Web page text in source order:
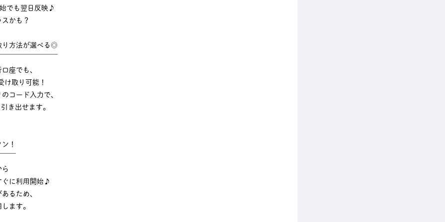
でも翌日反映♪
かも？
方法が選べる◎
座でも、
け取り可能！
コード入力で、
き出せます。
！
ら
ぐに利用開始♪
るため、
ます。